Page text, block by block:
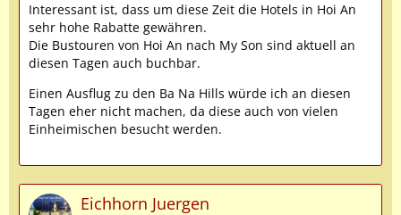
Interessant ist, dass um diese Zeit die Hotels in Hoi An
sehr hohe Rabatte gewähren.
Die Bustouren von Hoi An nach My Son sind aktuell an
diesen Tagen auch buchbar.
Einen Ausflug zu den Ba Na Hills würde ich an diesen
Tagen eher nicht machen, da diese auch von vielen
Einheimischen besucht werden.
Eichhorn Juergen